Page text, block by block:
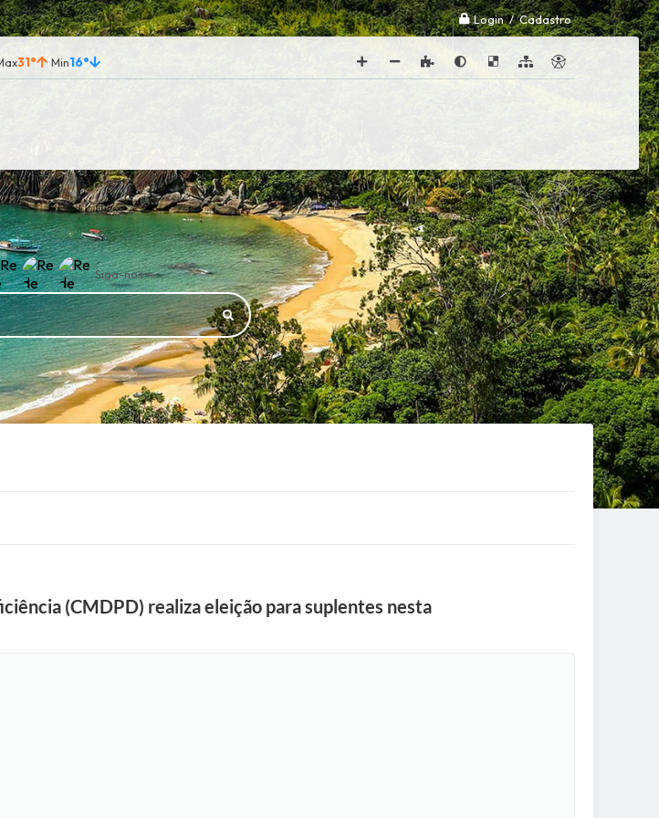
Login / Cadastro
31° 16°
Siga-nos
(CMDPD) realiza eleição para suplentes nesta